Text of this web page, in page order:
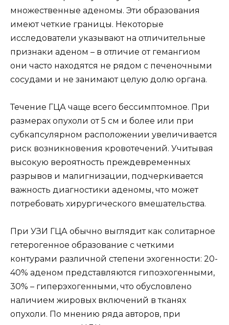
множественные аденомы. Эти образования
имеют четкие границы. Некоторые
исследователи указывают на отличительные
признаки аденом – в отличие от гемангиом
они часто находятся не рядом с печеночными
сосудами и не занимают целую долю органа.
Течение ГЦА чаще всего бессимптомное. При
размерах опухоли от 5 см и более или при
субкапсулярном расположении увеличивается
риск возникновения кровотечений. Учитывая
высокую вероятность преждевременных
разрывов и малигнизации, подчеркивается
важность диагностики аденомы, что может
потребовать хирургического вмешательства.
При УЗИ ГЦА обычно выглядит как солитарное
гетерогенное образование с четкими
контурами различной степени эхогенности: 20-
40% аденом представляются гипоэхогенными,
30% – гиперэхогенными, что обусловлено
наличием жировых включений в тканях
опухоли. По мнению ряда авторов, при